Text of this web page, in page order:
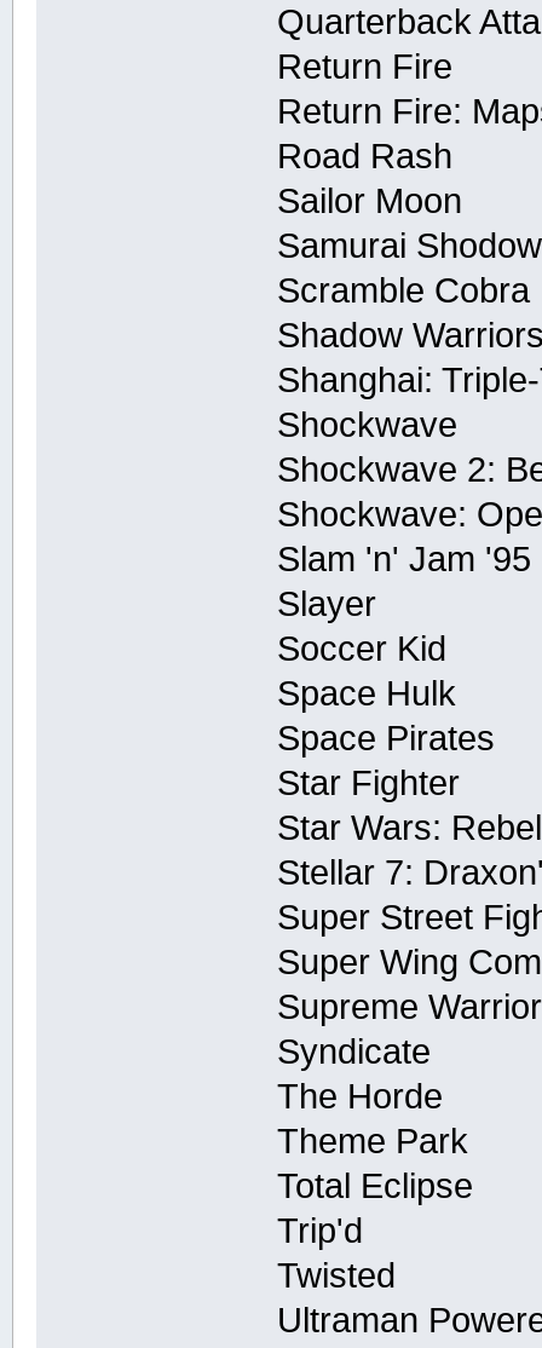
Quarterback
Return Fire
Return Fire:
Road Rash
Sailor Moon
Samurai
Scramble Cobra
Shadow
Shanghai:
Shockwave
Shockwave 2:
Shockwave:
Slam 'n' Jam '95
Slayer
Soccer Kid
Space Hulk
Space Pirates
Star Fighter
Star Wars:
Stellar 7:
Super Street
Super Wing
Supreme Warrior
Syndicate
The Horde
Theme Park
Total Eclipse
Trip'd
Twisted
Ultraman